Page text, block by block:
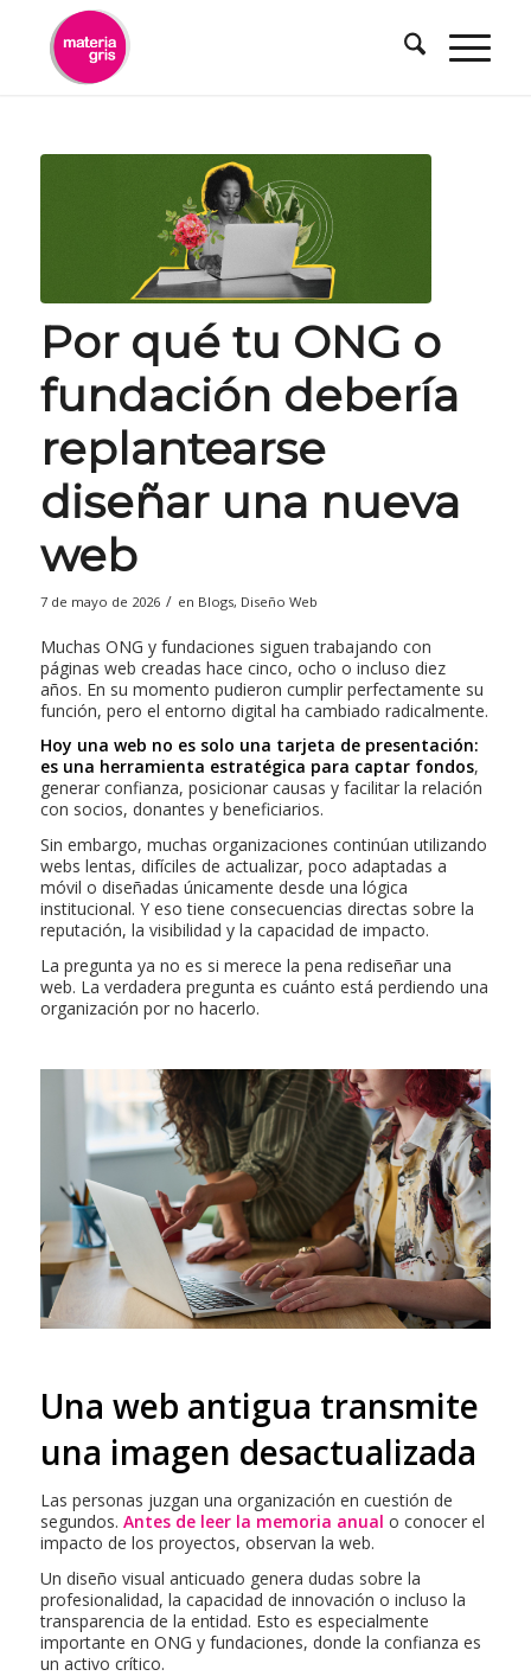
contenido
Por qué tu ONG o
fundación debería
replantearse
diseñar una nueva
web
7 de mayo de 2026 / en Blogs, Diseño Web
Muchas ONG y fundaciones siguen trabajando con
páginas web creadas hace cinco, ocho o incluso diez
años. En su momento pudieron cumplir perfectamente su
función, pero el entorno digital ha cambiado radicalmente.
Hoy una web no es solo una tarjeta de presentación:
es una herramienta estratégica para captar fondos,
generar confianza, posicionar causas y facilitar la relación
con socios, donantes y beneficiarios.
Sin embargo, muchas organizaciones continúan utilizando
webs lentas, difíciles de actualizar, poco adaptadas a
móvil o diseñadas únicamente desde una lógica
institucional. Y eso tiene consecuencias directas sobre la
reputación, la visibilidad y la capacidad de impacto.
La pregunta ya no es si merece la pena rediseñar una
web. La verdadera pregunta es cuánto está perdiendo una
organización por no hacerlo.
Una web antigua transmite
una imagen desactualizada
Las personas juzgan una organización en cuestión de
segundos. Antes de leer la memoria anual o conocer el
impacto de los proyectos, observan la web.
Un diseño visual anticuado genera dudas sobre la
profesionalidad, la capacidad de innovación o incluso la
transparencia de la entidad. Esto es especialmente
importante en ONG y fundaciones, donde la confianza es
un activo crítico.